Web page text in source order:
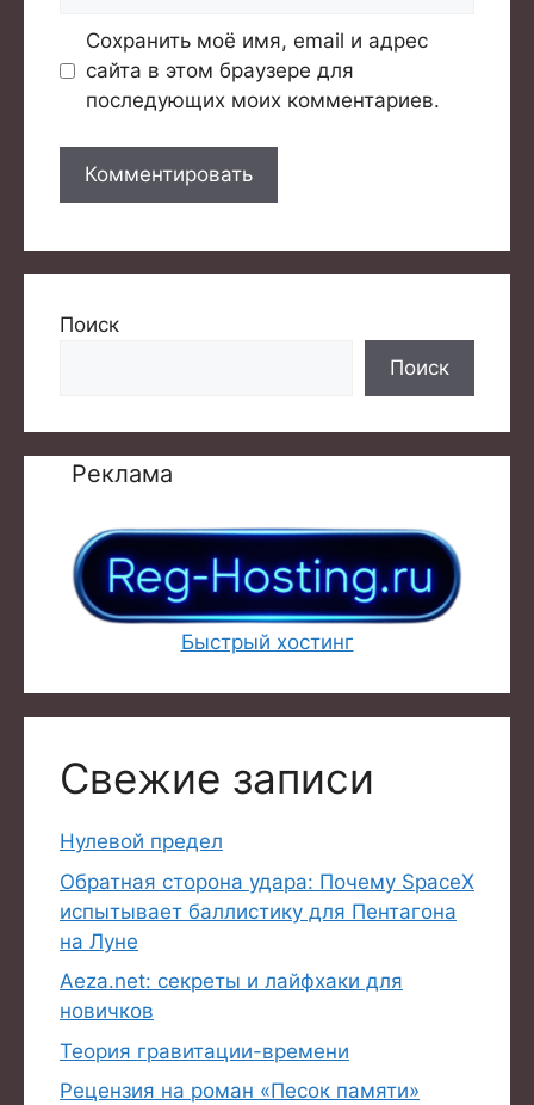
Сохранить моё имя, email и адрес
сайта в этом браузере для
последующих моих комментариев.
Поиск
Поиск
Реклама
Быстрый хостинг
Свежие записи
Нулевой предел
Обратная сторона удара: Почему SpaceX
испытывает баллистику для Пентагона
на Луне
Aeza.net: секреты и лайфхаки для
новичков
Теория гравитации-времени
Рецензия на роман «Песок памяти»